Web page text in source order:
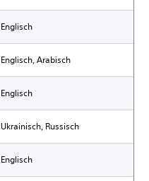
Englisch
Englisch, Arabisch
Englisch
Ukrainisch, Russisch
Englisch